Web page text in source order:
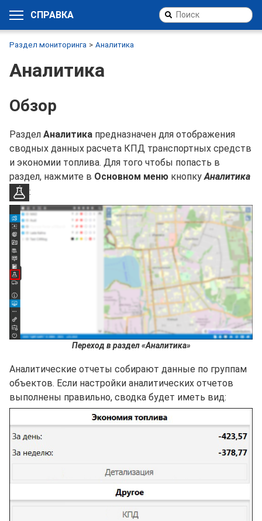
СПРАВКА
Раздел мониторинга Аналитика
Аналитика
Обзор
Раздел Аналитика предназначен для отображения
сводных данных расчета КПД транспортных средств
и экономии топлива. Для того чтобы попасть в
раздел, нажмите в Основном меню кнопкуАналитика
:
Переход в раздел «Аналитика»
Аналитические отчеты собирают данные по группам
объектов. Если настройки аналитических отчетов
выполнены правильно, сводка будет иметь вид: